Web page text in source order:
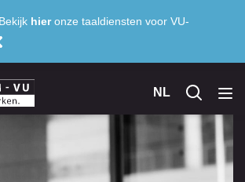
Bekijk hieronze taaldiensten voor VU-
NL